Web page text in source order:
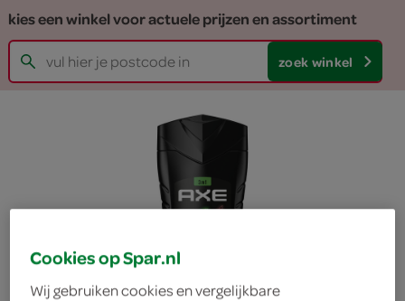
kies een winkel voor actuele prijzen en assortiment
zoek winkel
Cookies op Spar.nl
Wij gebruiken cookies en vergelijkbare